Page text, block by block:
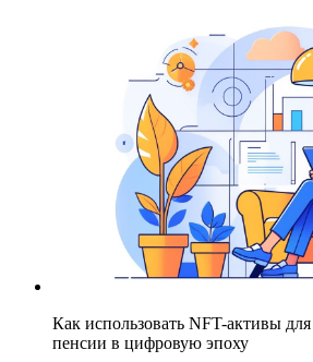
Как использовать NFT-активы
пенсии в цифровую эпоху